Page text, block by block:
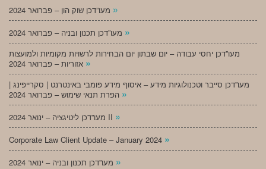
»
»
מעו”דכן יחסי עבודה – יום שבתון יום הבחירות לרשויות מקומיות ולמועצות
»
מעו”דכן סייבר וטכנולוגיות מידע – איסוף מידע פומבי באינטרנט | סקרייפינג |
»
מעו”דכן ליטיגציה – ינואר 2024 II »
Corporate Law Client Update – January 2024 »
»